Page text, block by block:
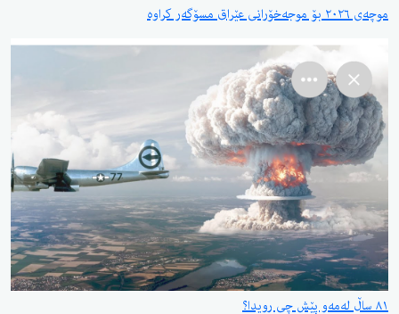
موچەی ٢٠٢٦ بۆ موجەخۆرانی عێراق مسۆگەر کراوە
٨١ ساڵ لەمەو پێش چی رویدا؟